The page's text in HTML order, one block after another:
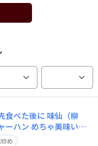
食べた後に 味仙（柳
ーハン めちゃ美味いで
め